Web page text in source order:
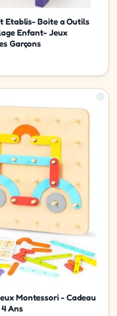
Etablis- Boite a Outils
Enfant- Jeux
Garçons
Montessori - Cadeau
Ans